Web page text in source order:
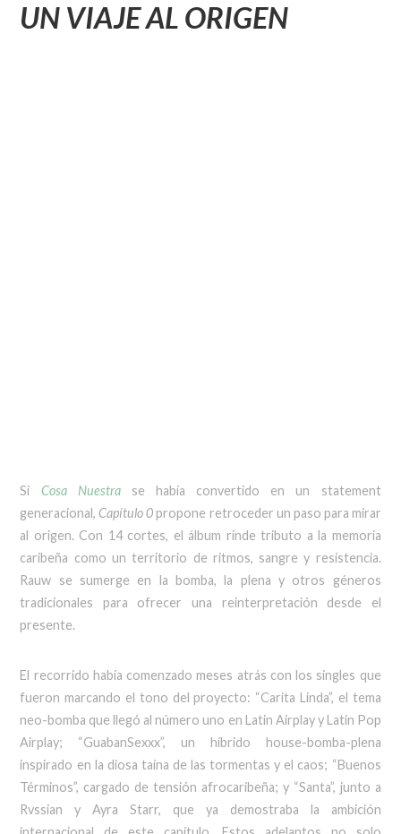
UN VIAJE AL ORIGEN
Si Cosa Nuestrase había convertido en un statement
generacional, Capítulo 0 propone retroceder un paso para mirar
al origen. Con 14 cortes, el álbum rinde tributo a la memoria
caribeña como un territorio de ritmos, sangre y resistencia.
Rauw se sumerge en la bomba, la plena y otros géneros
tradicionales para ofrecer una reinterpretación desde el
presente.
El recorrido había comenzado meses atrás con los singles que
fueron marcando el tono del proyecto: “Carita Linda”, el tema
neo-bomba que llegó al número uno en Latin Airplay y Latin Pop
Airplay; “GuabanSexxx”, un híbrido house-bomba-plena
inspirado en la diosa taína de las tormentas y el caos; “Buenos
Términos”, cargado de tensión afrocaribeña; y “Santa”, junto a
Rvssian y Ayra Starr, que ya demostraba la ambición